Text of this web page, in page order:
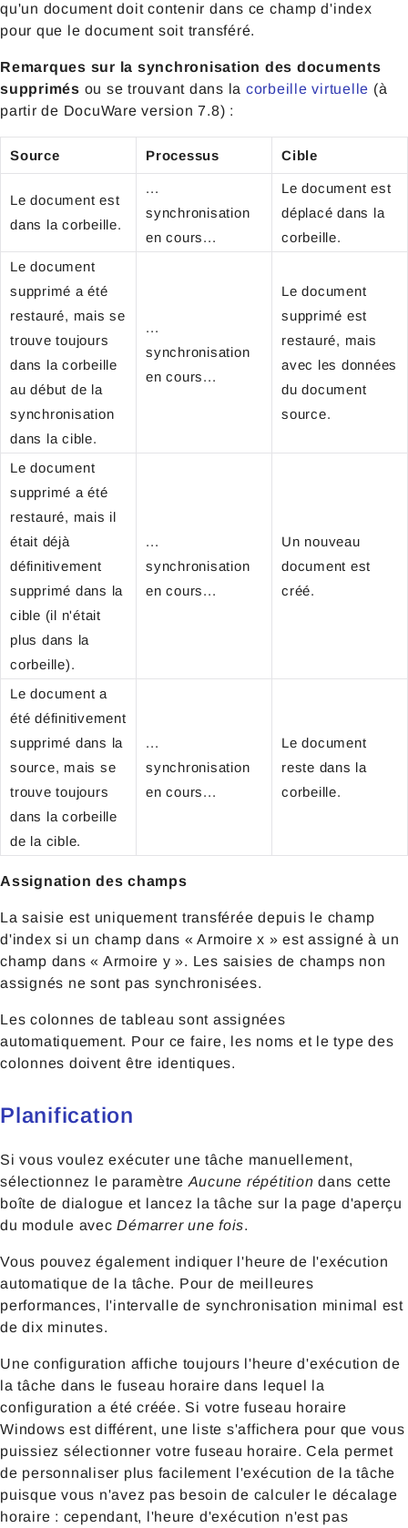
qu'un document doit contenir dans ce champ d'index
pour que le document soit transféré.
Remarques sur la synchronisation des documents
supprimés ou se trouvant dans la corbeille virtuelle (à
partir de DocuWare version 7.8) :
Source Processus Cible
Le document est
dans la corbeille.
...
synchronisation
en cours...
Le document est
déplacé dans la
corbeille.
Le document
supprimé a été
restauré, mais se
trouve toujours
dans la corbeille
au début de la
synchronisation
dans la cible.
...
synchronisation
en cours...
Le document
supprimé est
restauré, mais
avec les données
du document
source.
Le document
supprimé a été
restauré, mais il
était déjà
définitivement
supprimé dans la
cible (il n'était
plus dans la
corbeille).
...
synchronisation
en cours...
Un nouveau
document est
créé.
Le document a
été définitivement
supprimé dans la
source, mais se
trouve toujours
dans la corbeille
de la cible.
...
synchronisation
en cours...
Le document
reste dans la
corbeille.
Assignation des champs
La saisie est uniquement transférée depuis le champ
d'index si un champ dans « Armoire x » est assigné à un
champ dans « Armoire y ». Les saisies de champs non
assignés ne sont pas synchronisées.
Les colonnes de tableau sont assignées
automatiquement. Pour ce faire, les noms et le type des
colonnes doivent être identiques.
Planification
Si vous voulez exécuter une tâche manuellement,
sélectionnez le paramètre Aucune répétition dans cette
boîte de dialogue et lancez la tâche sur la page d'aperçu
du module avecDémarrer une fois.
Vous pouvez également indiquer l'heure de l'exécution
automatique de la tâche. Pour de meilleures
performances, l'intervalle de synchronisation minimal est
de dix minutes.
Une configuration affiche toujours l'heure d'exécution de
la tâche dans le fuseau horaire dans lequel la
configuration a été créée. Si votre fuseau horaire
Windows est différent, une liste s'affichera pour que vous
puissiez sélectionner votre fuseau horaire. Cela permet
de personnaliser plus facilement l'exécution de la tâche
puisque vous n'avez pas besoin de calculer le décalage
horaire : cependant, l'heure d'exécution n'est pas